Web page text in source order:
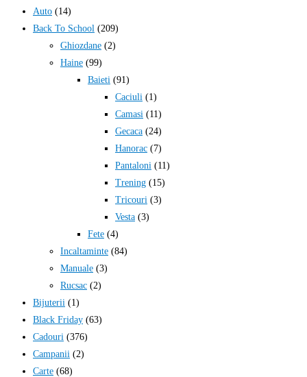
Auto (14)
Back To School (209)
Ghiozdane (2)
Haine (99)
Baieti (91)
Caciuli (1)
Camasi (11)
Gecaca (24)
Hanorac (7)
Pantaloni (11)
Trening (15)
Tricouri (3)
Vesta (3)
Fete (4)
Incaltaminte (84)
Manuale (3)
Rucsac (2)
Bijuterii (1)
Black Friday (63)
Cadouri (376)
Campanii (2)
Carte (68)